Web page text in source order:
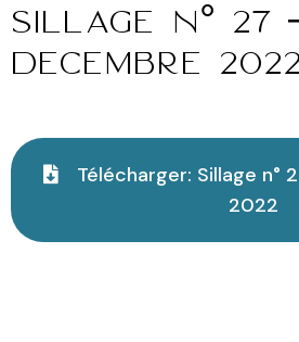
Sillage n° 27
décembre 2022
Télécharger: Sillage n°
2022